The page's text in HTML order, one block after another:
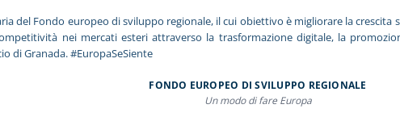
del Fondo europeo di sviluppo regionale, il cui obiettivo è migliorare la
nei mercati esteri attraverso la trasformazione digitale, la
di Granada. #EuropaSeSiente
FONDO EUROPEO DI SVILUPPO REGIONALE
Un modo di fare Europa